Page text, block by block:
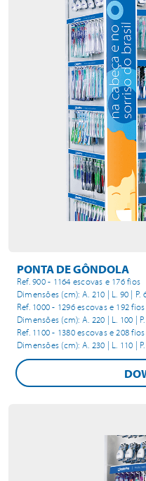
PONTA DE GÔNDOLA
Ref. 900 - 1164 escovas e 176 fios
Dimensões (cm): A. 210 | L. 90 | P.
Ref. 1000 - 1296 escovas e 192 fios
Dimensões (cm): A. 220 | L. 100 |
Ref. 1100 - 1380 escovas e 208 fios
Dimensões (cm): A. 230 | L. 110 |